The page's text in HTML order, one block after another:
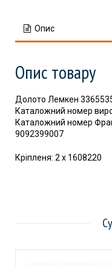
Опис
Опис товару
Долото Лемкен
Каталожний номер
Каталожний номер
9092399007
Кріпленя: 2 x 1608220